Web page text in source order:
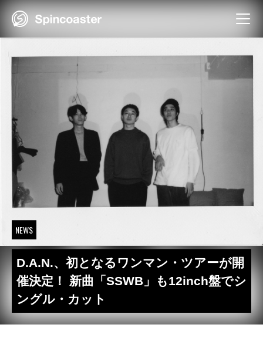
Skip
NEWS
D.A.N.、初となるワンマン・ツアーが開
催決定！ 新曲「SSWB」も12inch盤でシ
ングル・カット